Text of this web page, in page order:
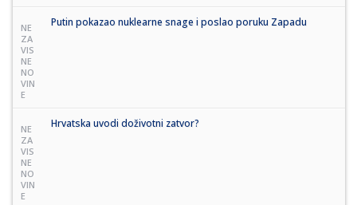
NE
ZA
VIS
NE
NO
VIN
E
Putin pokazao nuklearne snage i poslao poruku Zapadu
NE
ZA
VIS
NE
NO
VIN
E
Hrvatska uvodi doživotni zatvor?